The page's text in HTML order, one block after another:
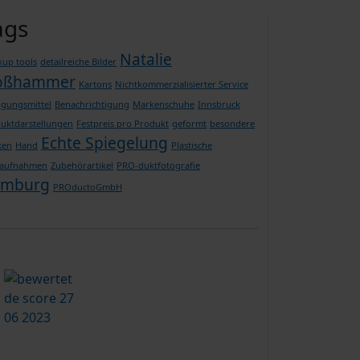
tools detailreiche Bilder Natalie
Kartons Nichtkommerzialisierter Service
Benachrichtigung Markenschuhe Innsbruck
Festpreis pro Produkt geformt besondere
Hand Echte Spiegelung Plastische
Zubehörartikel PRO-duktfotografie
PROductoGmbH